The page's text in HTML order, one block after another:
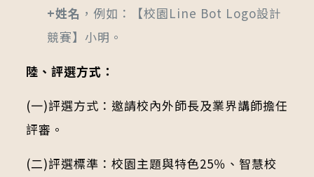
+姓名 ，例如：【校園Line Bot Logo設計
競賽】小明。
陸、評選方式：
(一)評選方式：邀請校內外師長及業界講師擔任
評審。
(二)評選標準：校園主題與特色25％、智慧校